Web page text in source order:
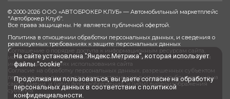
На сайте установлена "Яндекс.Метрика", которая использует
файлы "cookie"
Продолжая им пользоваться, вы даетесогласиена обработку
персональных данных в соответствии сполитикой
конфиденциальности.
© 2000-2026 ООО «АВТОБРОКЕР КЛУБ» — Автомобильный маркетплейс
"Автоброкер Клуб".
Все права защищены. Не является публичной офертой.
Политика в отношении обработки персональных данных, и сведения о
реализуемых требованиях к защите персональных данных
Соглашение о порядке доступа к информационным ресурсам сайта,
использования информации сайта, и предоставления пользователем
информации в целях использования сайта
Согласие на обработку персональных данных, разрешенных субъектом
персональных данных для распространения в случае опубликования на
сайте имени, и (или) фотоизображения, и (или) видеоизображения
субъекта